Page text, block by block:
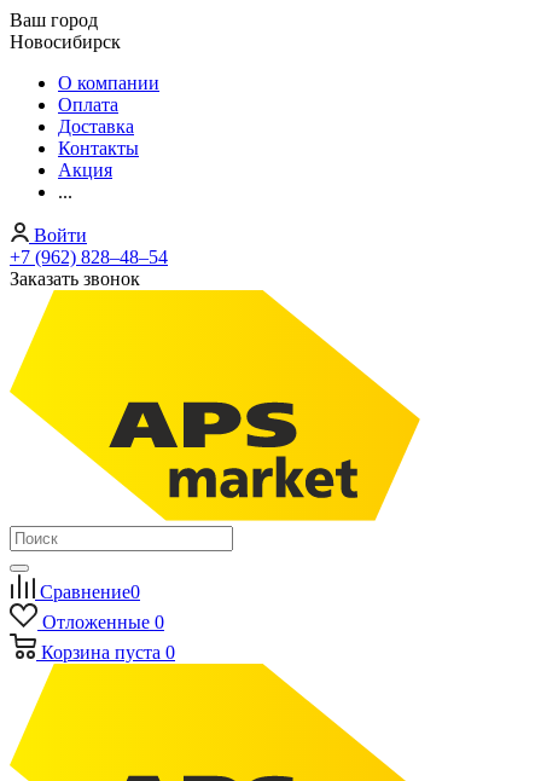
Ваш город
Новосибирск
О компании
Оплата
Доставка
Контакты
Акция
...
Войти
+7 (962) 828‒48‒54
Заказать звонок
Сравнение0
Отложенные 0
Корзина пуста 0